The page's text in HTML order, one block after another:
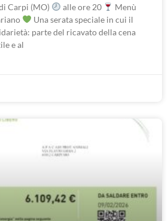
Carpi (MO)
alle ore 20
Menù
Una serata speciale in cui il
parte del ricavato della cena
e al